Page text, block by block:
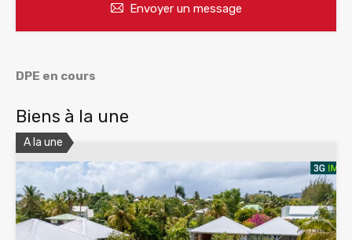
Envoyer un message
DPE en cours
Biens à la une
A la une